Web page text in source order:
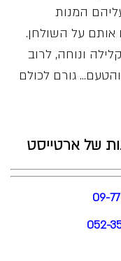
המנות
אותם על השולחן.
ונוחה, לרוב
והטעם… גורם לכולם
של ארטייסט
09-
052-